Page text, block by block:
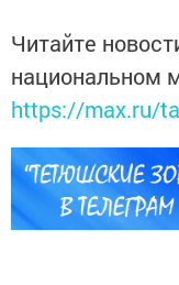
Читайте
национальном
https://max.ru/